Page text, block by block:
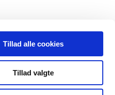
Tillad alle cookies
Tillad valgte